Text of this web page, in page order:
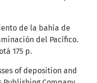
de la bahía de
del Pacífico.
175 p.
of deposition and